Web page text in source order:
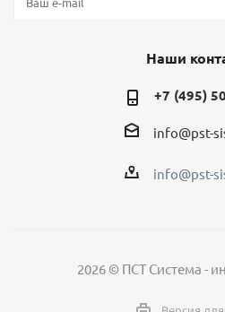
Наши
+7 (495)
info@pst-
info@pst-
2026 © ПСТ Система -